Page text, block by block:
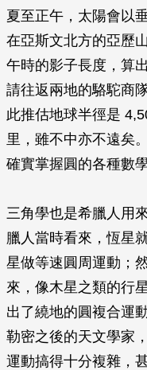
夏至正午，太陽會以
在亞斯文北方的亞歷
午時的影子長度，算
請往返兩地的駱駝商
此推估地球半徑是
里，雖不中亦不遠矣
確實掌握圓的各種數
三角學也是希臘人用
臘人當時看來，恆星
星做等速圓周運動；
來，像木星之類的行
出了繞地的圓複合運
勒密之後的天文學家
運動搞得十分複雜，